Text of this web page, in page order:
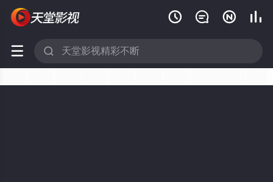
   
 